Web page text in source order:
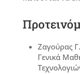
Ζαγούρας
Γενικά